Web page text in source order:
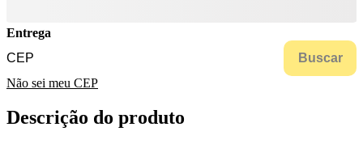
Entrega
Buscar
Não sei meu CEP
Descrição do produto